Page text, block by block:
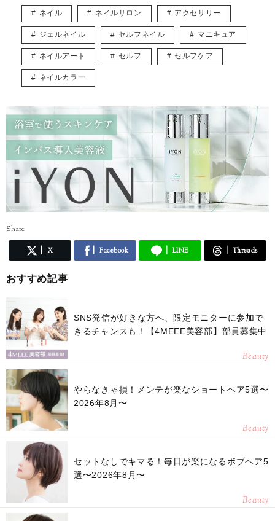
トレンドはもちろん、体型や髪型に合う着こなしなど、ファッションに
関する様々な記事を執筆していきたいと思います！
インスタグラム* @eriusa0325 https://instagram.com/eriusa0325/
メール* eriusa0325@gmail.com
(コンタクトはインスタグラムのDM、メールアドレスへお願いいたしま
※恐れ入りますが、商品に関してのご質問にはお答えしかねます。
ネイル ネイルサロン アクセサリー
ジェルネイル セルフネイル マニキュア
ネイルアート セルフ セルフケア
ネイルカラー
Share
X Facebook LINE Threads
おすすめ記事
SNS発信が好きな方へ、限定モニターに参加で
きるチャンスも！【4MEEE美容部】部員募集中
Beauty
やらなきゃ損！メンテが楽なショートヘア5選〜
2026年8月〜
Beauty
セットなしでキマる！毎日が楽になるボブヘア5
選〜2026年8月〜
Beauty